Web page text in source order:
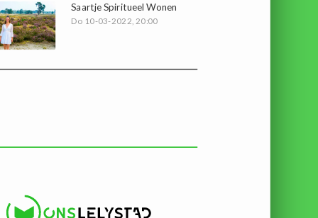
Saartje Spiritueel Wonen
Do 10-03-2022, 20:00